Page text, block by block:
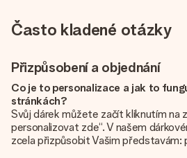
Často kladené otázky
Přizpůsobení a objednání
Co je to personalizace a jak to
stránkách?
Svůj dárek můžete začít kliknutím na
personalizovat zde“. V našem
zcela přizpůsobit Vašim představám: